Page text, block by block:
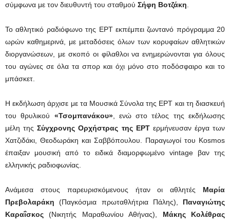
σύμφωνα με τον διευθυντή του σταθμού Σήφη Βοτζάκη.
Το αθλητικό ραδιόφωνο της ΕΡΤ εκπέμπει ζωντανό πρόγραμμα 20
ωρών καθημερινά, με μεταδόσεις όλων των κορυφαίων αθλητικών
διοργανώσεων, με σκοπό οι φίλαθλοι να ενημερώνονται για όλους
του αγώνες σε όλα τα σπορ και όχι μόνο στο ποδόσφαιρο και το
μπάσκετ.
Η εκδήλωση άρχισε με τα Μουσικά Σύνολα της ΕΡΤ και τη διασκευή
του θρυλικού «Τσομπανάκου», ενώ στο τέλος της εκδήλωσης
μέλη τηςΣύγχρονης Ορχήστρας της ΕΡΤ ερμήνευσαν έργα των
Χατζιδάκι, Θεοδωράκη και Σαββόπουλου. Παραγωγοί του Kosmos
έπαιξαν μουσική από το ειδικά διαμορφωμένο vintage βαν της
ελληνικής ραδιοφωνίας.
Ανάμεσα στους παρευρισκόμενους ήταν οι αθλητές Μαρία
Πρεβολαράκη (Παγκόσμια πρωταθλήτρια Πάλης), Παναγιώτης
Καραΐσκος (Νικητής Μαραθωνίου Αθήνας), Μάκης Κολέθρας